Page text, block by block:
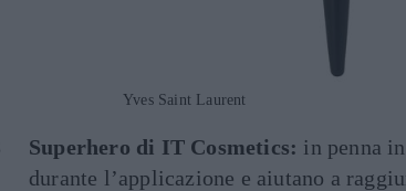
Yves Saint Laurent
Superhero di IT Cosmetics: in penna
durante l’applicazione e aiutano a